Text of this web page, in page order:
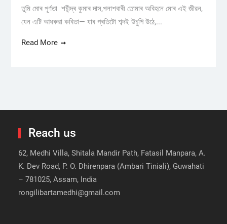
তুমি মোৰ পূৰ্ণতা শচীন্দ্ৰ কুমাৰ দাস,পলাশবাৰী তোমাৰ অবিহনে মোৰ এই জীৱন,
যেন এটি আধৰুৱা কবিতা— যাৰ প্ৰতিটো শব্দই উচুপি উঠে,...
Read More
Reach us
62, Medhi Villa, Shitala Mandir Path, Fatasil Manpara, A.
K. Dev Road, P. O. Dhirenpara (Ambari Tiniali), Guwahati
– 781025, Assam, India
rongilibartamedhi@gmail.com